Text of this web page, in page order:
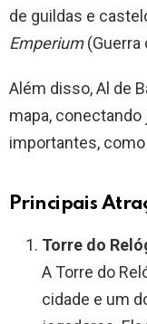
de guildas e
Emperium(Guerra
Além disso, Al de
mapa,
importantes,
Principais
Torre do
A Torre do
cidade e um